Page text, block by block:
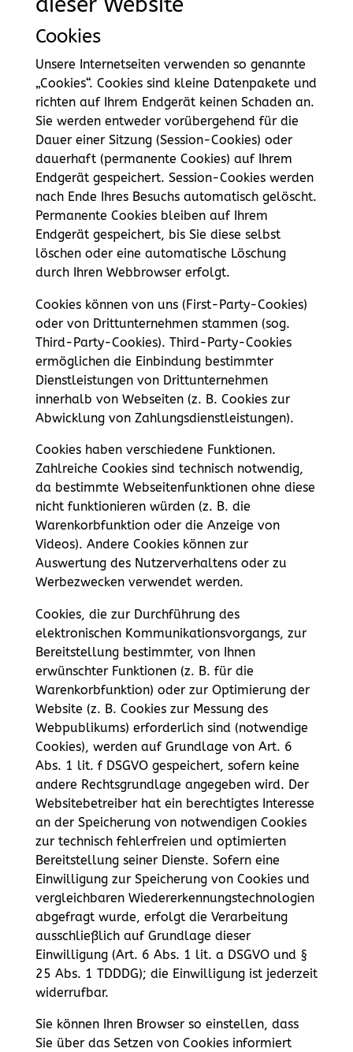
Cookies
Unsere Internetseiten verwenden so genannte
„Cookies“. Cookies sind kleine Datenpakete und
richten auf Ihrem Endgerät keinen Schaden an.
Sie werden entweder vorübergehend für die
Dauer einer Sitzung (Session-Cookies) oder
dauerhaft (permanente Cookies) auf Ihrem
Endgerät gespeichert. Session-Cookies werden
nach Ende Ihres Besuchs automatisch gelöscht.
Permanente Cookies bleiben auf Ihrem
Endgerät gespeichert, bis Sie diese selbst
löschen oder eine automatische Löschung
durch Ihren Webbrowser erfolgt.
Cookies können von uns (First-Party-Cookies)
oder von Drittunternehmen stammen (sog.
Third-Party-Cookies). Third-Party-Cookies
ermöglichen die Einbindung bestimmter
Dienstleistungen von Drittunternehmen
innerhalb von Webseiten (z. B. Cookies zur
Abwicklung von Zahlungsdienstleistungen).
Cookies haben verschiedene Funktionen.
Zahlreiche Cookies sind technisch notwendig,
da bestimmte Webseitenfunktionen ohne diese
nicht funktionieren würden (z. B. die
Warenkorbfunktion oder die Anzeige von
Videos). Andere Cookies können zur
Auswertung des Nutzerverhaltens oder zu
Werbezwecken verwendet werden.
Cookies, die zur Durchführung des
elektronischen Kommunikationsvorgangs, zur
Bereitstellung bestimmter, von Ihnen
erwünschter Funktionen (z. B. für die
Warenkorbfunktion) oder zur Optimierung der
Website (z. B. Cookies zur Messung des
Webpublikums) erforderlich sind (notwendige
Cookies), werden auf Grundlage von Art. 6
Abs. 1 lit. f DSGVO gespeichert, sofern keine
andere Rechtsgrundlage angegeben wird. Der
Websitebetreiber hat ein berechtigtes Interesse
an der Speicherung von notwendigen Cookies
zur technisch fehlerfreien und optimierten
Bereitstellung seiner Dienste. Sofern eine
Einwilligung zur Speicherung von Cookies und
vergleichbaren Wiedererkennungstechnologien
abgefragt wurde, erfolgt die Verarbeitung
ausschließlich auf Grundlage dieser
Einwilligung (Art. 6 Abs. 1 lit. a DSGVO und §
25 Abs. 1 TDDDG); die Einwilligung ist jederzeit
widerrufbar.
Sie können Ihren Browser so einstellen, dass
Sie über das Setzen von Cookies informiert